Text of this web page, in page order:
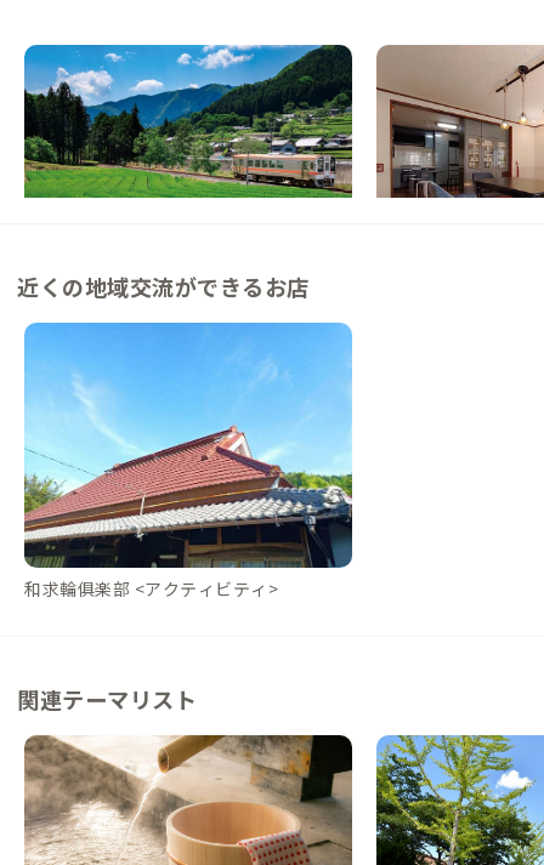
NEW 津A邸
三重県 戸建て
【伊勢本街道の宿場】鳥の声で目覚め、川の
音と眠る山里の家
この家からの距離 29km
大和西大寺A邸
奈良県 戸建て
【なんば・京都まで
料理を楽しめる家
この家からの距離 33km
近くの地域交流ができるお店
和求輪俱楽部 <アクティビティ>
関連テーマリスト